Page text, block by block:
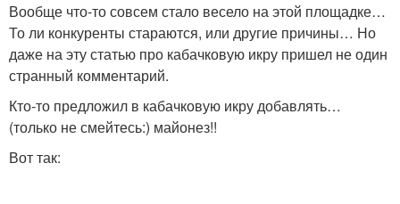
Вообще что-то совсем стало весело на этой площадке…
То ли конкуренты стараются, или другие причины… Но
даже на эту статью про кабачковую икру пришел не один
странный комментарий.
Кто-то предложил в кабачковую икру добавлять…
(только не смейтесь:) майонез!!
Вот так: